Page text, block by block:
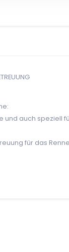
und auch speziell
für das